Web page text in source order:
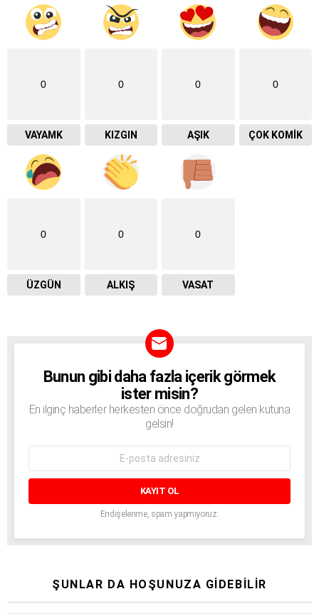
0
VAYAMK
0
KIZGIN
0
AŞIK
0
ÇOK KOMIK
0
ÜZGÜN
0
ALKIŞ
0
VASAT
BÜLTEN
Bunun gibi daha fazla içerik görmek
ister misin?
En ilginç haberler herkesten önce doğrudan gelen kutuna
gelsin!
adresi:
Endişelenme, spam yapmıyoruz.
ŞUNLAR DA HOŞUNUZA GIDEBILIR